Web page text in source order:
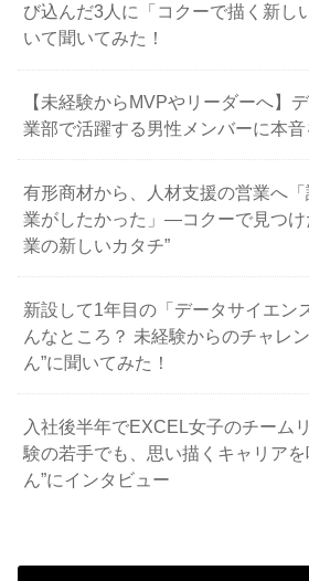
び込んだ3人に「コクーで描く新し
いて聞いてみた！
【未経験からMVPやリーダーへ】
業部で活躍する男性メンバーに本音
有形商材から、人材支援の営業へ
業がしたかった」—コクーで見つけ
業の新しいカタチ”
新設して1年目の「データサイエン
んなところ？ 未経験からのチャレ
ん”に聞いてみた！
入社後半年でEXCEL女子のチーム
験の若手でも、思い描くキャリアを
ん”にインタビュー